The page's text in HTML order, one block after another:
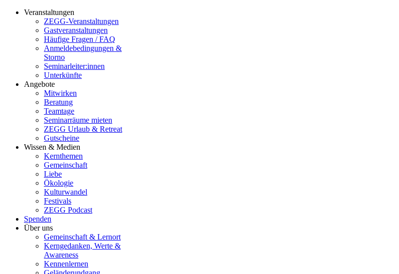
Veranstaltungen
ZEGG-Veranstaltungen
Gastveranstaltungen
Häufige Fragen / FAQ
Anmeldebedingungen &
Storno
Seminarleiter:innen
Unterkünfte
Angebote
Mitwirken
Beratung
Teamtage
Seminarräume mieten
ZEGG Urlaub & Retreat
Gutscheine
Wissen & Medien
Kernthemen
Gemeinschaft
Liebe
Ökologie
Kulturwandel
Festivals
ZEGG Podcast
Spenden
Über uns
Gemeinschaft & Lernort
Kerngedanken, Werte &
Awareness
Kennenlernen